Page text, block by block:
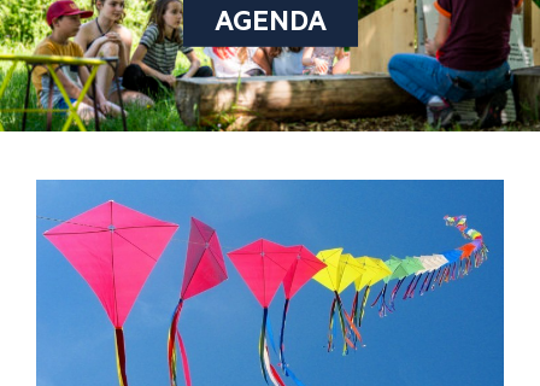
AGENDA